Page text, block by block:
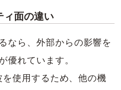
ィ面の違い
なら、外部からの影響を
優れています。
使用するため、他の機